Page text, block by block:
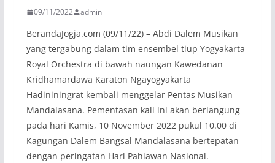
09/11/2022 admin
BerandaJogja.com (09/11/22) – Abdi Dalem Musikan
yang tergabung dalam tim ensembel tiup Yogyakarta
Royal Orchestra di bawah naungan Kawedanan
Kridhamardawa Karaton Ngayogyakarta
Hadininingrat kembali menggelar Pentas Musikan
Mandalasana. Pementasan kali ini akan berlangung
pada hari Kamis, 10 November 2022 pukul 10.00 di
Kagungan Dalem Bangsal Mandalasana bertepatan
dengan peringatan Hari Pahlawan Nasional.